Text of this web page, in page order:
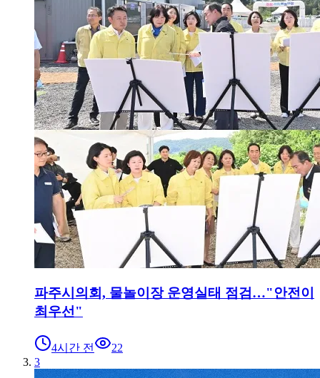
파주시의회, 물놀이장 운영실태 점검…"안전이
최우선"
4시간 전
22
3